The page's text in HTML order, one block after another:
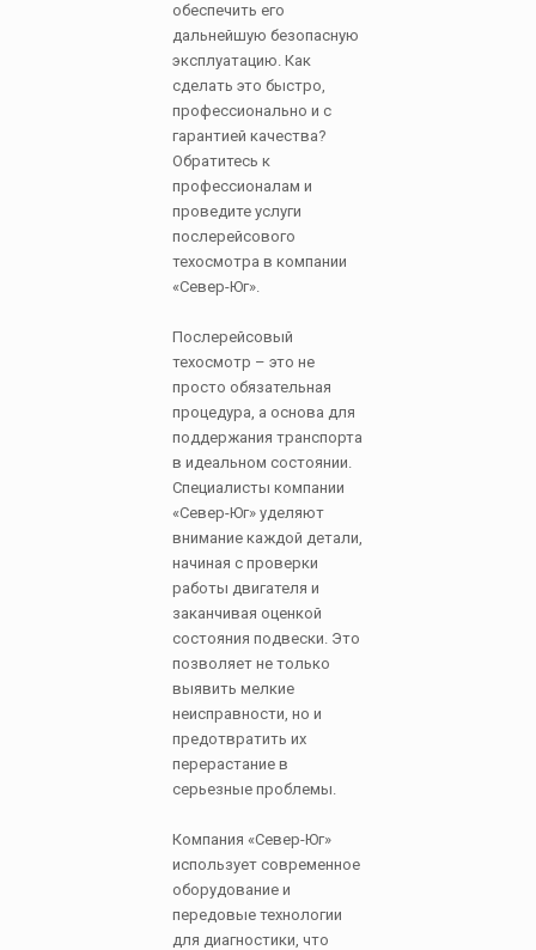
обеспечить его
дальнейшую безопасную
эксплуатацию. Как
сделать это быстро,
профессионально и с
гарантией качества?
Обратитесь к
профессионалам и
проведите услуги
послерейсового
техосмотра в компании
«Север-Юг».
Послерейсовый
техосмотр – это не
просто обязательная
процедура, а основа для
поддержания транспорта
в идеальном состоянии.
Специалисты компании
«Север-Юг» уделяют
внимание каждой детали,
начиная с проверки
работы двигателя и
заканчивая оценкой
состояния подвески. Это
позволяет не только
выявить мелкие
неисправности, но и
предотвратить их
перерастание в
серьезные проблемы.
Компания «Север-Юг»
использует современное
оборудование и
передовые технологии
для диагностики, что